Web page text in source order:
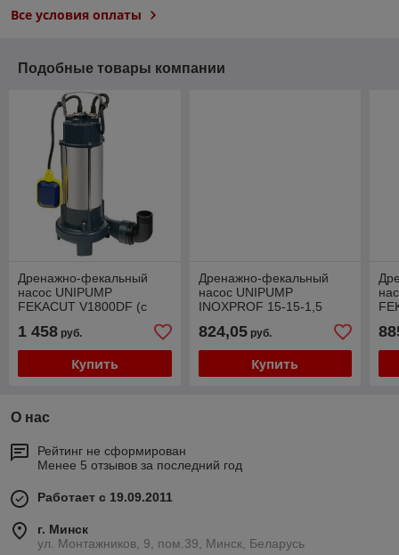
Все условия оплаты
Подобные товары компании
Дренажно-фекальный
насос UNIPUMP
FEKACUT V1800DF (с
1 458 руб.
Купить
Дренажно-фекальный
насос UNIPUMP
INOXPROF 15-15-1,5
824,05руб.
Купить
О нас
Рейтинг не сформирован
Менее 5 отзывов за последний год
Работает с 19.09.2011
г. Минск
ул. Монтажников, 9, пом.39, Минск, Беларусь